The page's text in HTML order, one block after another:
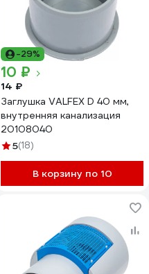
-29%
10 ₽
14 ₽
Заглушка VALFEX D 40 мм,
внутренняя канализация
20108040
5(18)
В корзину по 10